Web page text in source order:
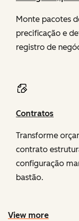
Monte pacotes
precificação e
registro de
Contratos
Transforme
contrato
configuração
bastão.
View more